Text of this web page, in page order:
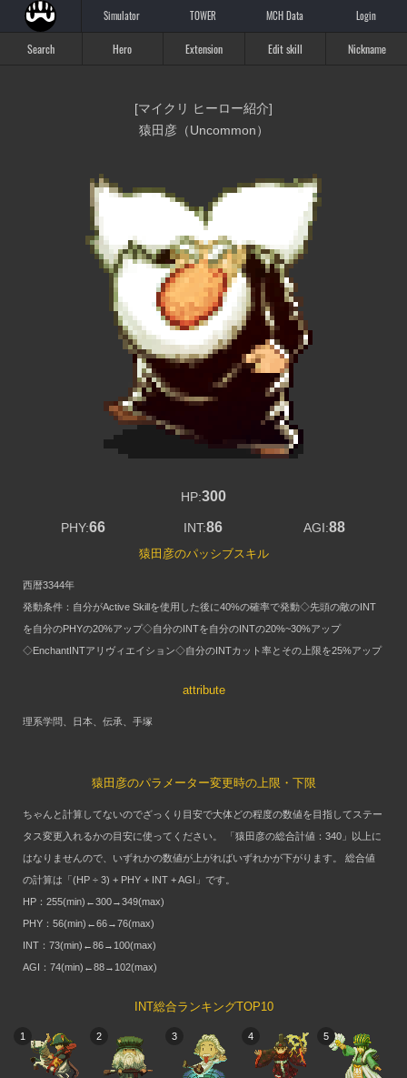
Simulator TOWER MCH Data Login
Search Hero Extension Edit skill Nickname
[マイクリ ヒーロー紹介]
猿田彦（Uncommon）
HP:300
PHY:66 INT:86 AGI:88
猿田彦のパッシブスキル
西暦3344年
発動条件：自分がActive Skillを使用した後に40%の確率で発動◇先頭の敵のINT
を自分のPHYの20%アップ◇自分のINTを自分のINTの20%~30%アップ
◇EnchantINTアリヴィエイション◇自分のINTカット率とその上限を25%アップ
attribute
理系学問、日本、伝承、手塚
猿田彦のパラメーター変更時の上限・下限
ちゃんと計算してないのでざっくり目安で大体どの程度の数値を目指してステー
タス変更入れるかの目安に使ってください。 「猿田彦の総合計値：340」以上に
はなりませんので、いずれかの数値が上がればいずれかが下がります。 総合値
の計算は「(HP ÷ 3) + PHY + INT + AGI」です。
HP：255(min)←300→349(max)
PHY：56(min)←66→76(max)
INT：73(min)←86→100(max)
AGI：74(min)←88→102(max)
INT総合ランキングTOP10
1 2 3 4 5